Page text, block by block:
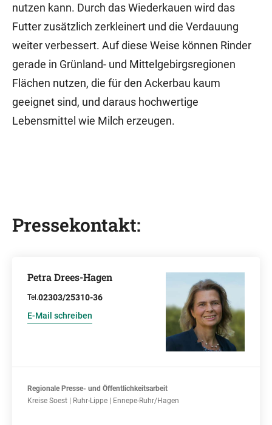
nutzen kann. Durch das Wiederkauen wird das
Futter zusätzlich zerkleinert und die Verdauung
weiter verbessert. Auf diese Weise können Rinder
gerade in Grünland- und Mittelgebirgsregionen
Flächen nutzen, die für den Ackerbau kaum
geeignet sind, und daraus hochwertige
Lebensmittel wie Milch erzeugen.
Pressekontakt:
Petra Drees-Hagen
Tel.02303/25310-36
E-Mail schreiben
Regionale Presse- und Öffentlichkeitsarbeit
Kreise Soest | Ruhr-Lippe | Ennepe-Ruhr/Hagen